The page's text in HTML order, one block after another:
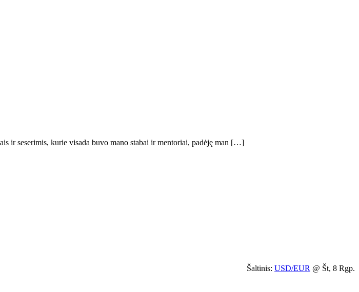
ir seserimis, kurie visada buvo mano stabai ir mentoriai, padėję man […]
Šaltinis: USD/EUR @ Št, 8 Rgp.